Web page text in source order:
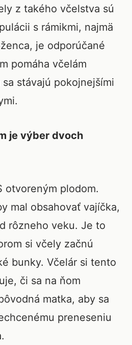
z takého včelstva sú
s rámikmi, najmä
je odporúčané
pomáha včelám
stávajú pokojnejšími
je výber dvoch
otvoreným plodom.
mal obsahovať vajíčka,
rôzneho veku. Je to
si včely začnú
bunky. Včelár si tento
či sa na ňom
matka, aby sa
preneseniu